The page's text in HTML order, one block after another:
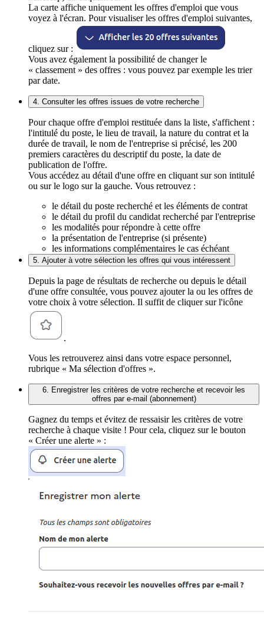
La carte affiche uniquement les offres d'emploi que vous
voyez à l'écran. Pour visualiser les offres d'emploi suivantes,
cliquez sur :
Vous avez également la possibilité de changer le
« classement » des offres : vous pouvez par exemple les trier
par date.
4. Consulter les offres issues de votre recherche
Pour chaque offre d'emploi restituée dans la liste, s'affichent :
l'intitulé du poste, le lieu de travail, la nature du contrat et la
durée de travail, le nom de l'entreprise si précisé, les 200
premiers caractères du descriptif du poste, la date de
publication de l'offre.
Vous accédez au détail d'une offre en cliquant sur son intitulé
ou sur le logo sur la gauche. Vous retrouvez :
le détail du poste recherché et les éléments de contrat
le détail du profil du candidat recherché par l'entreprise
les modalités pour répondre à cette offre
la présentation de l'entreprise (si présente)
les informations complémentaires le cas échéant
5. Ajouter à votre sélection les offres qui vous intéressent
Depuis la page de résultats de recherche ou depuis le détail
d'une offre consultée, vous pouvez ajouter la ou les offres de
votre choix à votre sélection. Il suffit de cliquer sur l'icône
.
Vous les retrouverez ainsi dans votre espace personnel,
rubrique « Ma sélection d'offres ».
6. Enregistrer les critères de votre recherche et recevoir les
offres par e-mail (abonnement)
Gagnez du temps et évitez de ressaisir les critères de votre
recherche à chaque visite ! Pour cela, cliquez sur le bouton
« Créer une alerte » :